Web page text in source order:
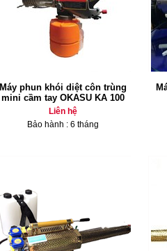
Máy phun khói diệt côn trùng
mini cầm tay OKASU KA 100
Liên hệ
Bảo hành : 6 tháng